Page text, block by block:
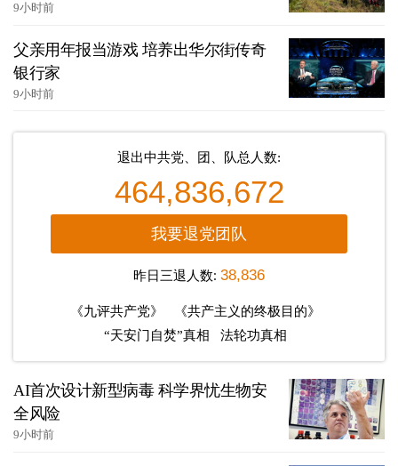
9小时前
父亲用年报当游戏 培养出华尔街传奇
银行家
9小时前
退出中共党、团、队总人数:
464,836,672
我要退党团队
昨日三退人数: 38,836
《九评共产党》
《共产主义的终极目的》
“天安门自焚”真相
法轮功真相
AI首次设计新型病毒 科学界忧生物安
全风险
9小时前